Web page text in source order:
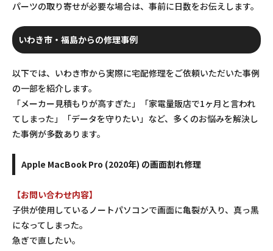
パーツの取り寄せが必要な場合は、事前に日数をお伝えします。
いわき市・福島からの修理事例
以下では、いわき市から実際に宅配修理をご依頼いただいた事例
の一部を紹介します。
「メーカー見積もりが高すぎた」「家電量販店で1ヶ月と言われ
てしまった」「データを守りたい」など、多くのお悩みを解決し
た事例が多数あります。
Apple MacBook Pro (2020年) の画面割れ修理
【お問い合わせ内容】
子供が使用しているノートパソコンで画面に亀裂が入り、真っ黒
になってしまった。
急ぎで直したい。